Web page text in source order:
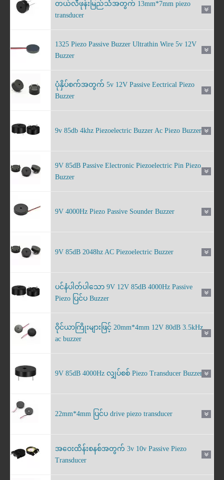
တယ်လီဖုန်းမြည်သံအတွက် 13mm*7mm piezo
transducer
1325 Piezo Passive Buzzer Ultrathin Wire 5v 12V
Buzzer
ပုံနှိပ်စက်အတွက် 5v 12V Passive Eectrical Piezo
Buzzer
9v 85db 4khz Piezoelectric Buzzer Ac Piezo Buzzer
9V 85dB Passive Electronic Piezoelectric Pin Piezo
Buzzer
9V 4000Hz Piezo Passive Sounder Buzzer
9V 85dB 2048hz AC Piezoelectric Buzzer
ပင်နံပါတ်ပါသော 9V 12V 85dB 4000Hz Passive
Piezo ပြင်ပ Buzzer
ဝိုင်ယာကြိုးများဖြင့် 20mm*4mm 12V 80dB 3.5kHz
ac buzzer
9V 85dB 4000Hz လျှပ်စစ် Piezo Transducer Buzzer
22mm*4mm ပြင်ပ drive piezo transducer
အဝေးထိန်းစနစ်အတွက် 3v 10v Passive Piezo
Transducer